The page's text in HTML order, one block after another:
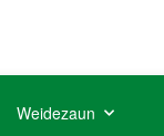
Weidezaun